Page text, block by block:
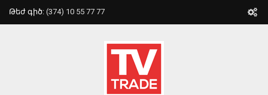
Թեժ գիծ: (374) 10 55 77 77